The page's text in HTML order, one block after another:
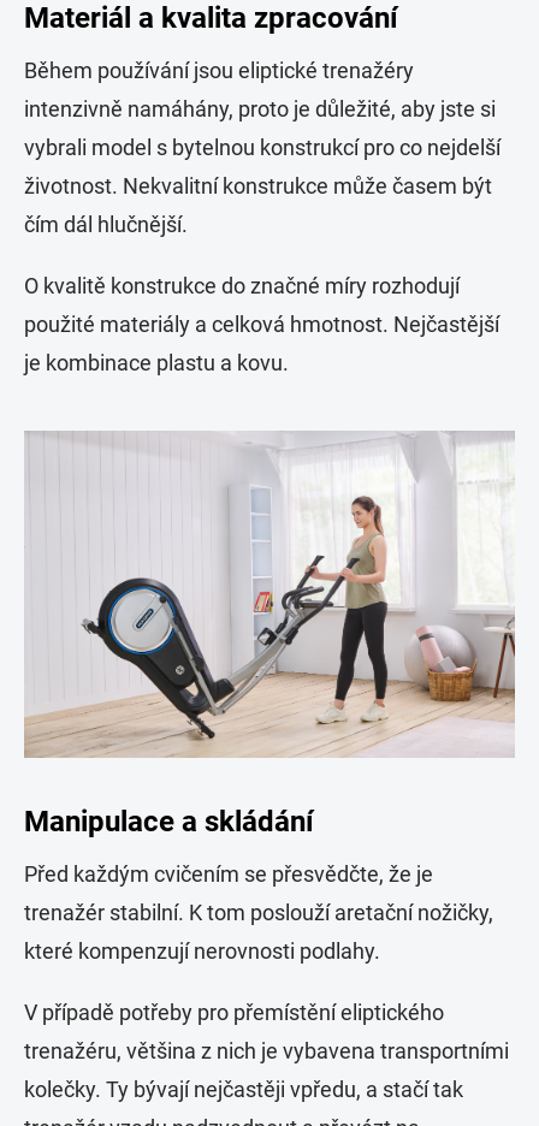
Materiál a kvalita zpracování
Během používání jsou eliptické trenažéry
intenzivně namáhány, proto je důležité, aby jste si
vybrali model s bytelnou konstrukcí pro co nejdelší
životnost. Nekvalitní konstrukce může časem být
čím dál hlučnější.
O kvalitě konstrukce do značné míry rozhodují
použité materiály a celková hmotnost. Nejčastější
je kombinace plastu a kovu.
Manipulace a skládání
Před každým cvičením se přesvědčte, že je
trenažér stabilní. K tom poslouží aretační nožičky,
které kompenzují nerovnosti podlahy.
V případě potřeby pro přemístění eliptického
trenažéru, většina z nich je vybavena transportními
kolečky. Ty bývají nejčastěji vpředu, a stačí tak